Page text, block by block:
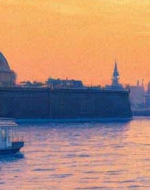
Бал вампиров